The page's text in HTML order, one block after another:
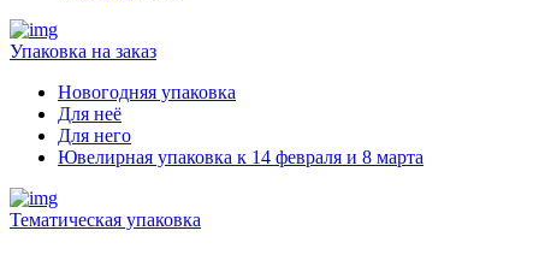
Упаковка на заказ
Новогодняя упаковка
Для неё
Для него
Ювелирная упаковка к 14 февраля и 8 марта
Тематическая упаковка